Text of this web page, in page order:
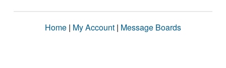
Home | My Account | Message Boards